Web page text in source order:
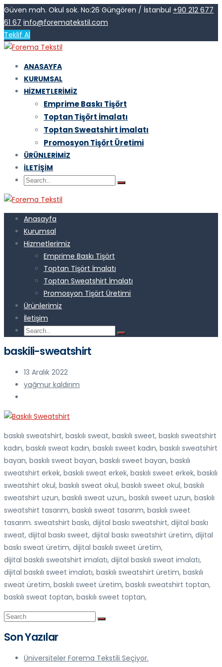
Güven mah. Okul sok. No:26 Güngören / İstanbul +90 212 677
61 67 info@forematekstil.com
Teklif Al
ANASAYFA
KURUMSAL
HIZMETLERIMIZ
Emprime Baskı Tişört
Toptan Tişört İmalatı
Toptan Sweatshirt İmalatı
Promosyon Tişört Üretimi
ÜRÜNLERIMIZ
İLETIŞIM
Anasayfa
Kurumsal
Hizmetlerimiz
Emprime Baskı Tişört
Toptan Tişört İmalatı
Toptan Sweatshirt İmalatı
Promosyon Tişört Üretimi
Ürünlerimiz
İletişim
baskili-sweatshirt
13 Aralık 2022
yağmur kaldırım
baskılı sweatshirt, baskılı sweat, baskılı sweet, baskılı sweatshirt
kadın, baskılı sweat kadın, baskılı sweet kadın, baskılı sweatshirt
bayan, baskılı sweat bayan, baskılı sweet bayan, baskılı
sweatshirt erkek, baskılı sweat erkek, baskılı sweet erkek, baskılı
sweatshirt okul, baskılı sweat okul, baskılı sweet okul, baskılı
sweatshirt uzun, baskılı sweat uzun,, baskılı sweet uzun, baskılı
sweatshirt tasarım, baskılı sweat tasarım, baskılı sweet
tasarım. sweatshirt baskı, dijital baskı sweatshirt, dijital baskı
sweat, dijital baskı sweet, dijital baskı sweatshirt üretim, dijital
baskı sweat üretim, dijital baskılı sweet üretim,
dijital baskılı sweatshirt imalatı, dijital baskılı sweat imalatı,
dijital baskılı sweet imalatı, baskılı sweatshirt üretim, baskılı
sweat üretim, baskılı sweet üretim, baskılı sweatshirt toptan,
baskılı sweat toptan, baskılı sweet toptan,
Son Yazılar
Üniversiteler Forema Tekstili Seçiyor.